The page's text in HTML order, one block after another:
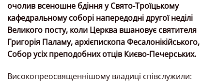
очолив всеношне бдіння у Свято-Троїцькому
кафедральному соборі напередодні другої неділі
Великого посту, коли Церква вшановує святителя
Григорія Паламу, архієпископа Фесалонікійського,
Собор усіх преподобних отців Києво-Печерських.
Високопреосвященнішому владиці співслужили: